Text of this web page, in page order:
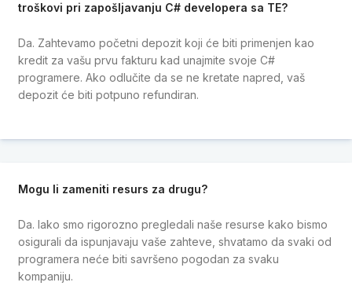
troškovi pri zapošljavanju C# developera sa TE?
Da. Zahtevamo početni depozit koji će biti primenjen kao
kredit za vašu prvu fakturu kad unajmite svoje C#
programere. Ako odlučite da se ne kretate napred, vaš
depozit će biti potpuno refundiran.
Mogu li zameniti resurs za drugu?
Da. Iako smo rigorozno pregledali naše resurse kako bismo
osigurali da ispunjavaju vaše zahteve, shvatamo da svaki od
programera neće biti savršeno pogodan za svaku
kompaniju.